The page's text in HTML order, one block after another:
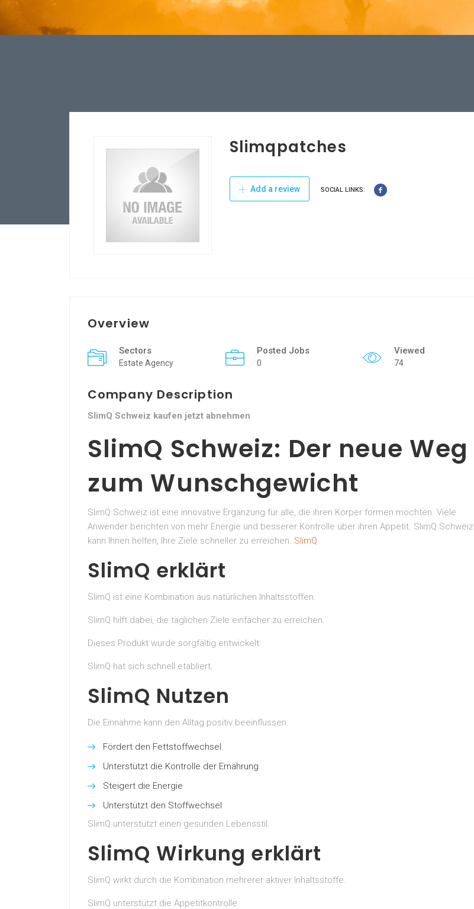
Slimqpatches
Add a review SOCIAL LINKS:
Overview
Sectors
Estate Agency
Posted Jobs
0
Viewed
74
Company Description
SlimQ Schweiz kaufen jetzt abnehmen
SlimQ Schweiz: Der neue Weg
zum Wunschgewicht
SlimQ Schweiz ist eine innovative Ergänzung für alle, die ihren Körper formen möchten. Viele
Anwender berichten von mehr Energie und besserer Kontrolle über ihren Appetit. SlimQ Schweiz
kann Ihnen helfen, Ihre Ziele schneller zu erreichen. SlimQ
SlimQ erklärt
SlimQ ist eine Kombination aus natürlichen Inhaltsstoffen.
SlimQ hilft dabei, die täglichen Ziele einfacher zu erreichen.
Dieses Produkt wurde sorgfältig entwickelt.
SlimQ hat sich schnell etabliert.
SlimQ Nutzen
Die Einnahme kann den Alltag positiv beeinflussen.
Fördert den Fettstoffwechsel
Unterstützt die Kontrolle der Ernährung
Steigert die Energie
Unterstützt den Stoffwechsel
SlimQ unterstützt einen gesunden Lebensstil.
SlimQ Wirkung erklärt
SlimQ wirkt durch die Kombination mehrerer aktiver Inhaltsstoffe.
SlimQ unterstützt die Appetitkontrolle.